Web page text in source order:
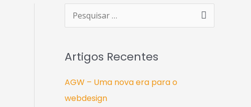
u
i
Artigos Recentes
AGW – Uma nova era para o
webdesign